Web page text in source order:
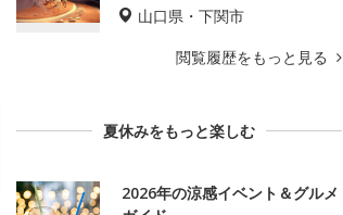
山口県・下関市
閲覧履歴をもっと見る
夏休みをもっと楽しむ
2026年の涼感イベント＆グルメ